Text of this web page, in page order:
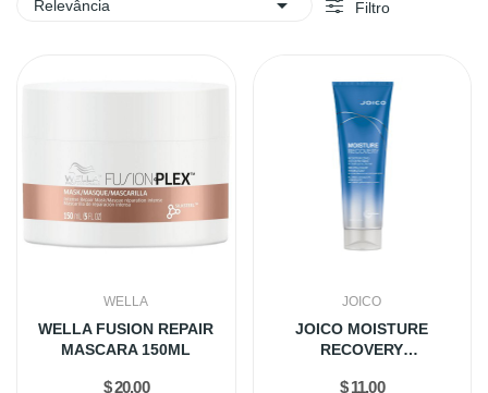
Relevância  Filtro
WELLA
WELLA FUSION REPAIR
MASCARA 150ML
$ 20,00
JOICO
JOICO MOISTURE
RECOVERY
$ 11,00